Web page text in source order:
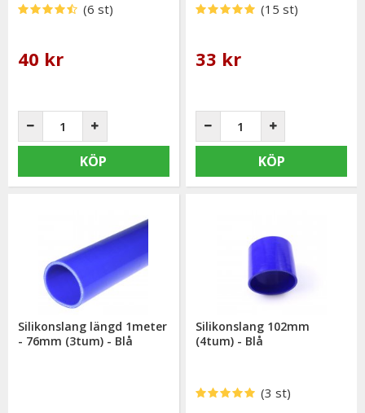
(6 st)
40 kr
KÖP
(15 st)
33 kr
KÖP
Silikonslang längd 1meter
- 76mm (3tum) - Blå
Silikonslang 102mm
(4tum) - Blå
(3 st)